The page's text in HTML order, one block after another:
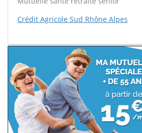
Crédit Agricole Sud Rhône Alpes